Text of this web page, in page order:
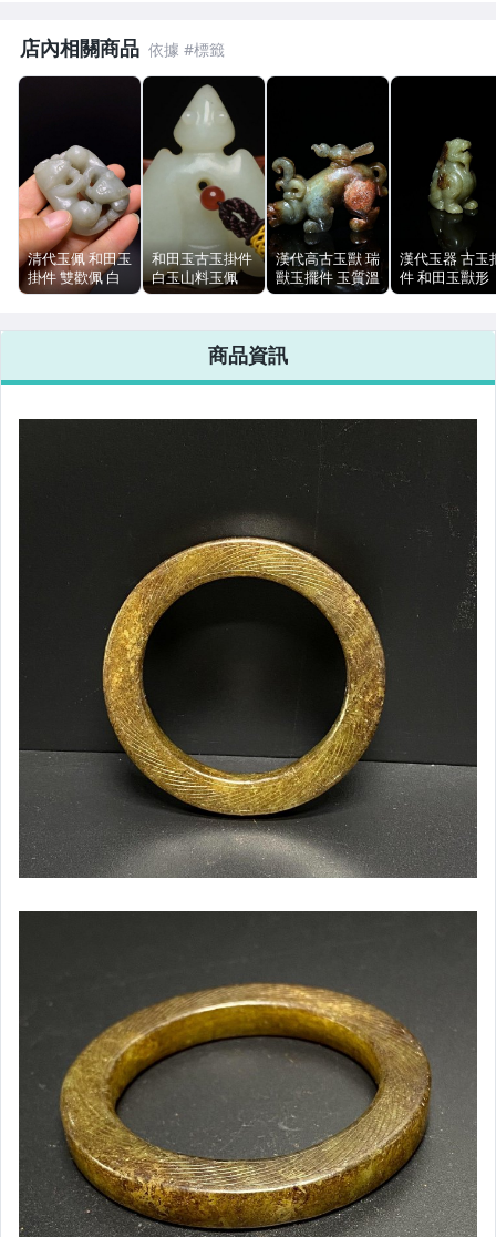
店內相關商品
清代玉佩 和田玉
掛件 雙歡佩 白
玉雙獾 圓雕透雕
和田玉古玉掛件
白玉山料玉佩
66g 包漿 6.6cm
漢代高古玉獸 瑞
獸玉擺件 玉質溫
潤 自然沁色 包
漢代玉器 古玉
件 和田玉獸形
自然沁色 包漿
道
商品資訊